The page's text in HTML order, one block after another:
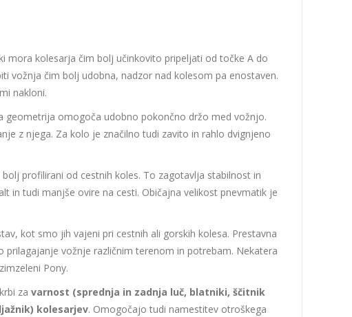
mora kolesarja čim bolj učinkovito pripeljati od točke A do
vožnja čim bolj udobna, nadzor nad kolesom pa enostaven.
nakloni.
geometrija omogoča udobno pokončno držo med vožnjo.
z njega. Za kolo je značilno tudi zavito in rahlo dvignjeno
profilirani od cestnih koles. To zagotavlja stabilnost in
in tudi manjše ovire na cesti. Običajna velikost pnevmatik je
kot smo jih vajeni pri cestnih ali gorskih kolesa. Prestavna
vožnje različnim terenom in potrebam. Nekatera
Pony.
za varnost (sprednja in zadnja luč, blatniki, ščitnik
kolesarjev. Omogočajo tudi namestitev otroškega